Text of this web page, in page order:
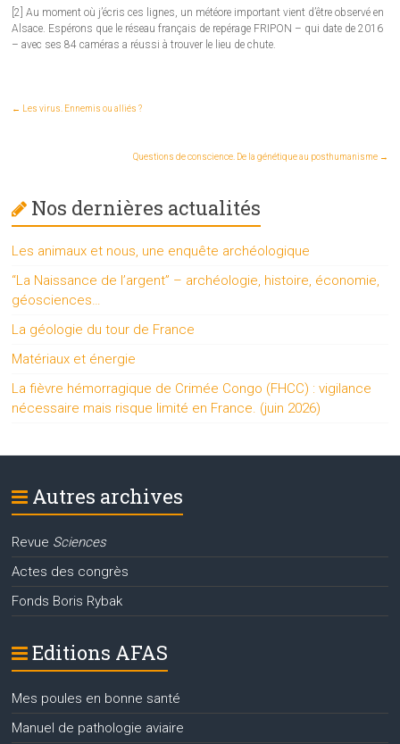
[2] Au moment où j’écris ces lignes, un météore important vient d’être observé en
Alsace. Espérons que le réseau français de repérage FRIPON – qui date de 2016
– avec ses 84 caméras a réussi à trouver le lieu de chute.
← Les virus. Ennemis ou alliés ?
Questions de conscience. De la génétique au posthumanisme →
Nos dernières actualités
Les animaux et nous, une enquête archéologique
“La Naissance de l’argent” – archéologie, histoire, économie,
géosciences…
La géologie du tour de France
Matériaux et énergie
La fièvre hémorragique de Crimée Congo (FHCC) : vigilance
nécessaire mais risque limité en France. (juin 2026)
Autres archives
Revue Sciences
Actes des congrès
Fonds Boris Rybak
Editions AFAS
Mes poules en bonne santé
Manuel de pathologie aviaire